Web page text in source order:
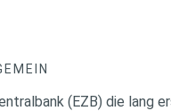
(EZB) die lang